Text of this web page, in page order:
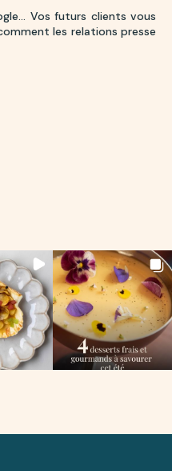
Vos futurs clients vous
les relations presse